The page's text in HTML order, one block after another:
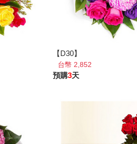
【D30】
台幣 2,852
預購3天